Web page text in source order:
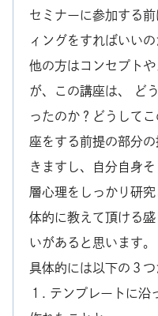
セミナーに参加する
ィングをすればいい
他の方はコンセプト
が、この講座は、 ど
ったのか？どうして
座をする前提の部分
きますし、自分自身
層心理をしっかり研
体的に教えて頂ける
いがあると思います。
具体的には以下の３つ
１. テンプレートに沿